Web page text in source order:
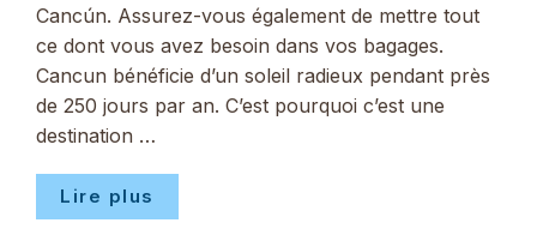
Cancún. Assurez-vous également de mettre tout
ce dont vous avez besoin dans vos bagages.
Cancun bénéficie d’un soleil radieux pendant près
de 250 jours par an. C’est pourquoi c’est une
destination …
Lire plus